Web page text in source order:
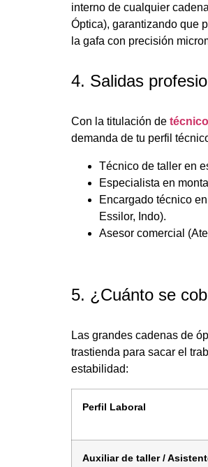
interno de cualquier
Óptica), garantizando que
la gafa con precisión
4. Salidas
Con la titulación de
demanda de tu perfil
Técnico de taller en
Especialista en
Encargado técnico
Essilor, Indo).
Asesor comercial
5. ¿Cuánto se
Las grandes cadenas de
trastienda para sacar el
estabilidad:
Perfil Laboral
Auxiliar de taller /